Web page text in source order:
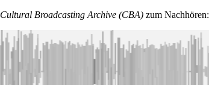
Cultural Broadcasting Archive (CBA) zum Nachhören: